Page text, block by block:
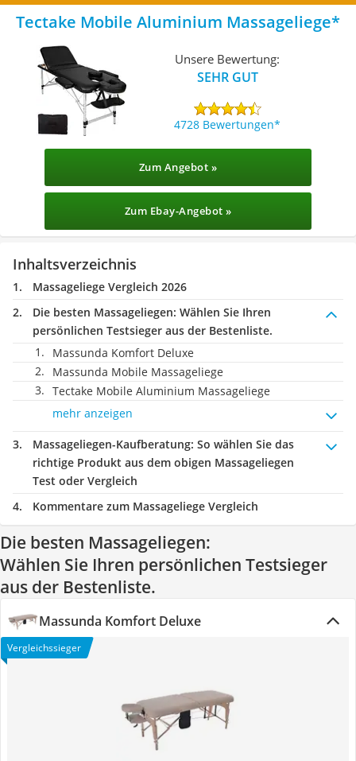
Tectake Mobile Aluminium Massageliege
Unsere Bewertung:
SEHR GUT
4728 Bewertungen
Zum Angebot »
Zum Ebay-Angebot »
Inhaltsverzeichnis
Massageliege Vergleich 2026
Die besten Massageliegen: Wählen Sie Ihren
persönlichen Testsieger aus der Bestenliste.
Massunda Komfort Deluxe
Massunda Mobile Massageliege
Tectake Mobile Aluminium Massageliege
mehr anzeigen
Massageliegen-Kaufberatung: So wählen Sie das
richtige Produkt aus dem obigen Massageliegen
Test oder Vergleich
Kommentare zum Massageliege Vergleich
Die besten Massageliegen:
Wählen Sie Ihren persönlichen Testsieger
aus der Bestenliste.
Massunda Komfort Deluxe
Vergleichssieger